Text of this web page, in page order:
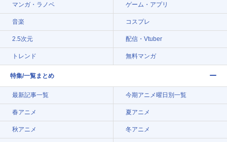
マンガ・ラノベ ゲーム・アプリ
音楽 コスプレ
2.5次元 配信・Vtuber
トレンド 無料マンガ
特集/一覧まとめ
最新記事一覧 今期アニメ曜日別一覧
春アニメ 夏アニメ
秋アニメ 冬アニメ